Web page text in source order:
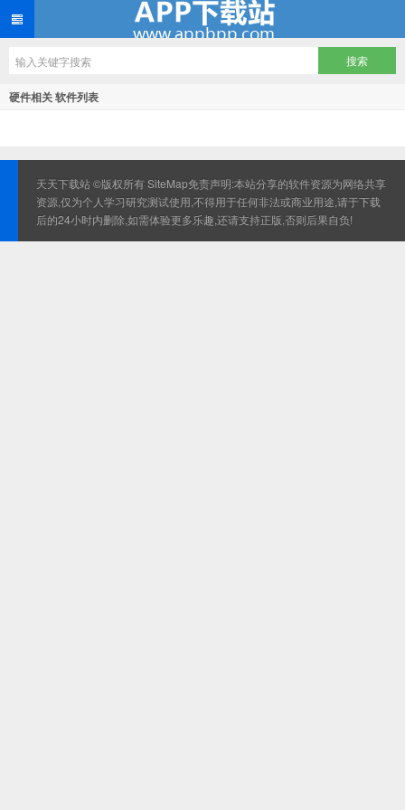
硬件相关 软件列表
天天下载站 ©版权所有SiteMap免责声明:本站分享的软件资源为网络共享
资源,仅为个人学习研究测试使用,不得用于任何非法或商业用途,请于下载
后的24小时内删除,如需体验更多乐趣,还请支持正版,否则后果自负!